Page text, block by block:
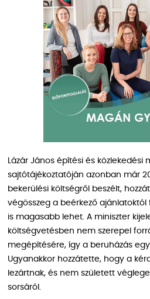
Lázár János építési és közlekedési
sajtótájékoztatóján azonban már
bekerülési költségről beszélt,
végösszeg a beérkező
is magasabb lehet. A miniszter
költségvetésben nem szerepel
megépítésére, így a beruházás
Ugyanakkor hozzátette, hogy a
lezártnak, és nem született
sorsáról.